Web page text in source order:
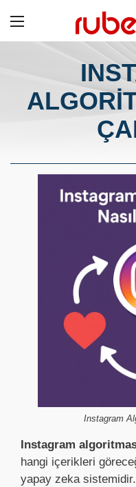
Instagram
Instagram
hangi içerikleri
yapay zeka